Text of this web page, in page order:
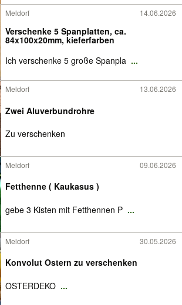
Meldorf 14.06.2026
Verschenke 5 Spanplatten, ca.
84x100x20mm, kieferfarben
Ich verschenke 5 große Spanpla ...
Meldorf 13.06.2026
Zwei Aluverbundrohre
Zu verschenken
Meldorf 09.06.2026
Fetthenne ( Kaukasus )
gebe 3 Kisten mit Fetthennen P ...
Meldorf 30.05.2026
Konvolut Ostern zu verschenken
OSTERDEKO ...